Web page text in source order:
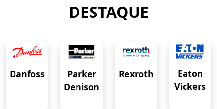
DESTAQUE
Danfoss
Parker
Denison
Rexroth
Eaton
Vickers